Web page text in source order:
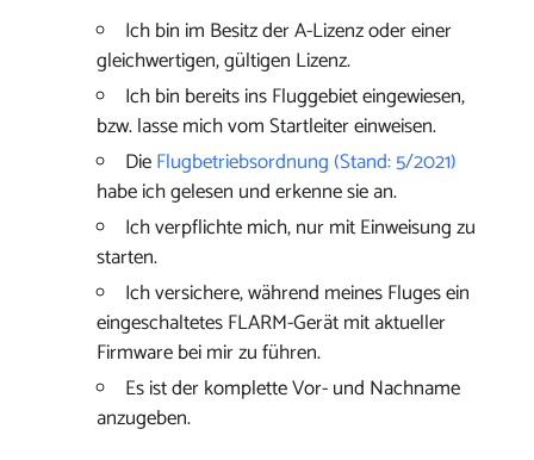
Ich bin im Besitz der A-Lizenz oder einer
gleichwertigen, gültigen Lizenz.
Ich bin bereits ins Fluggebiet eingewiesen,
bzw. lasse mich vom Startleiter einweisen.
DieFlugbetriebsordnung (Stand: 5/2021)
habe ich gelesen und erkenne sie an.
Ich verpflichte mich, nur mit Einweisung zu
starten.
Ich versichere, während meines Fluges ein
eingeschaltetes FLARM-Gerät mit aktueller
Firmware bei mir zu führen.
Es ist der komplette Vor- und Nachname
anzugeben.